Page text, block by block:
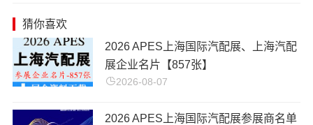
猜你喜欢
2026 APES上海国际汽配展、上海汽配
展企业名片【857张】
2026-08-07
2026 APES上海国际汽配展参展商名单